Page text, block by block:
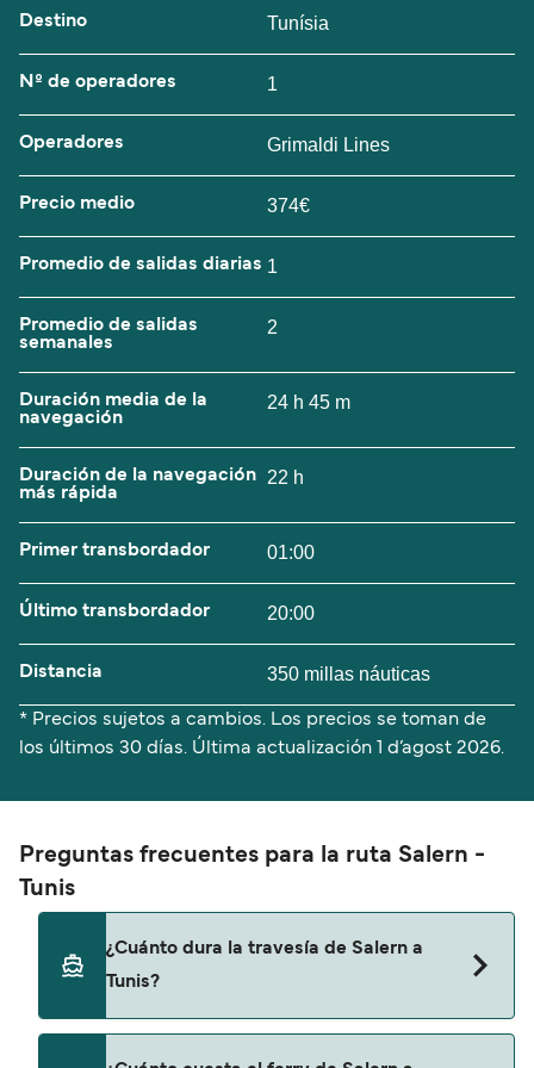
Destino Tunísia
Nº de operadores 1
Operadores Grimaldi Lines
Precio medio 374€
Promedio de salidas diarias 1
Promedio de salidas
semanales
2
Duración media de la
navegación
24 h 45 m
Duración de la navegación
más rápida
22 h
Primer transbordador 01:00
Último transbordador 20:00
Distancia 350 millas náuticas
* Precios sujetos a cambios. Los precios se toman de
los últimos 30 días. Última actualización
1 d’agost 2026.
Preguntas frecuentes para la ruta Salern -
Tunis
¿Cuánto dura la travesía de Salern a
Tunis?